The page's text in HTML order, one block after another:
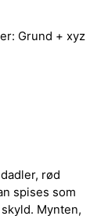
Grund + xyz
rød
spises som
Mynten,